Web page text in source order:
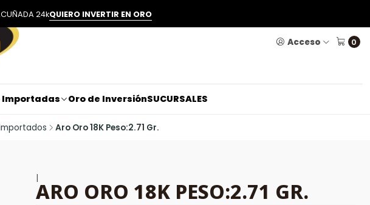
Acceso 0
Importadas Oro de InversiónSUCURSALES
24kQUIERO INVERTIR EN ORO
Aro Oro 18K Peso:2.71 Gr.
|
ARO ORO 18K PESO:2.71 GR.